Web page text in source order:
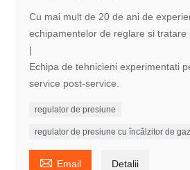
Cu mai mult de 20 de ani de
echipamentelor de reglare si tratare
|
Echipa de tehnicieni experimentati
service post-service.
regulator de presiune
regulator de presiune cu încălzitor de gaz
 Email Detalii